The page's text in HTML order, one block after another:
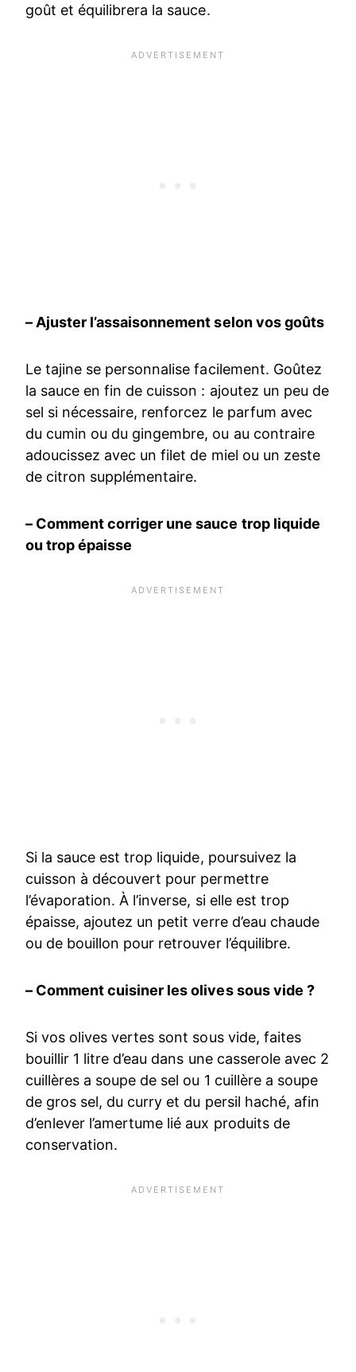
goût et équilibrera la sauce.
– Ajuster l’assaisonnement selon vos goûts
Le tajine se personnalise facilement. Goûtez
la sauce en fin de cuisson : ajoutez un peu de
sel si nécessaire, renforcez le parfum avec
du cumin ou du gingembre, ou au contraire
adoucissez avec un filet de miel ou un zeste
de citron supplémentaire.
– Comment corriger une sauce trop liquide
ou trop épaisse
Si la sauce est trop liquide, poursuivez la
cuisson à découvert pour permettre
l’évaporation. À l’inverse, si elle est trop
épaisse, ajoutez un petit verre d’eau chaude
ou de bouillon pour retrouver l’équilibre.
– Comment cuisiner les olives sous vide ?
Si vos olives vertes sont sous vide, faites
bouillir 1 litre d’eau dans une casserole avec 2
cuillères a soupe de sel ou 1 cuillère a soupe
de gros sel, du curry et du persil haché, afin
d’enlever l’amertume lié aux produits de
conservation.